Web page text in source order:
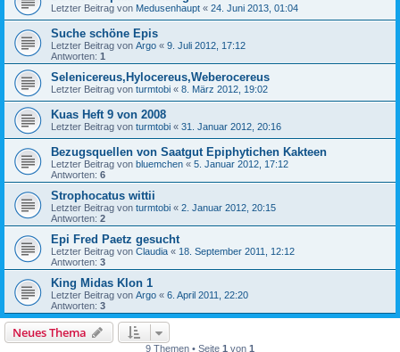
Letzter Beitrag von Medusenhaupt « 24. Juni 2013, 01:04
Suche schöne Epis
Letzter Beitrag von Argo « 9. Juli 2012, 17:12
Antworten: 1
Selenicereus,Hylocereus,Weberocereus
Letzter Beitrag von turmtobi « 8. März 2012, 19:02
Kuas Heft 9 von 2008
Letzter Beitrag von turmtobi « 31. Januar 2012, 20:16
Bezugsquellen von Saatgut Epiphytichen Kakteen
Letzter Beitrag von bluemchen « 5. Januar 2012, 17:12
Antworten: 6
Strophocatus wittii
Letzter Beitrag von turmtobi « 2. Januar 2012, 20:15
Antworten: 2
Epi Fred Paetz gesucht
Letzter Beitrag von Claudia « 18. September 2011, 12:12
Antworten: 3
King Midas Klon 1
Letzter Beitrag von Argo « 6. April 2011, 22:20
Antworten: 3
Neues Thema
9 Themen • Seite 1 von 1